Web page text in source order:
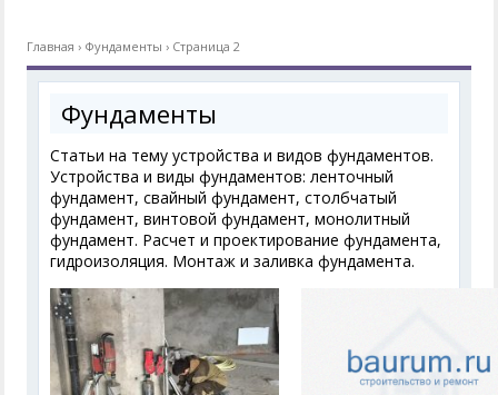
Главная › Фундаменты › Страница 2
Фундаменты
Статьи на тему устройства и видов фундаментов.
Устройства и виды фундаментов: ленточный
фундамент, свайный фундамент, столбчатый
фундамент, винтовой фундамент, монолитный
фундамент. Расчет и проектирование фундамента,
гидроизоляция. Монтаж и заливка фундамента.